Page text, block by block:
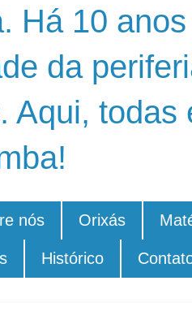
Há 10
da
Aqui,
nós Orixás
Histórico